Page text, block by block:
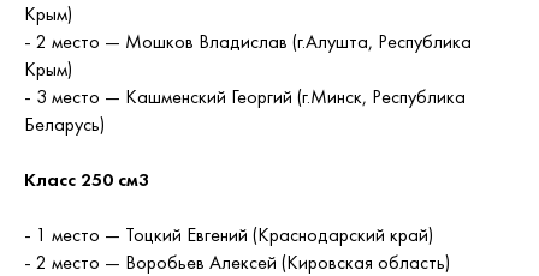
Крым)
- 2 место — Мошков Владислав (г.Алушта, Республика
Крым)
- 3 место — Кашменский Георгий (г.Минск, Республика
Беларусь)
Класс 250 см3
- 1 место — Тоцкий Евгений (Краснодарский край)
- 2 место — Воробьев Алексей (Кировская область)